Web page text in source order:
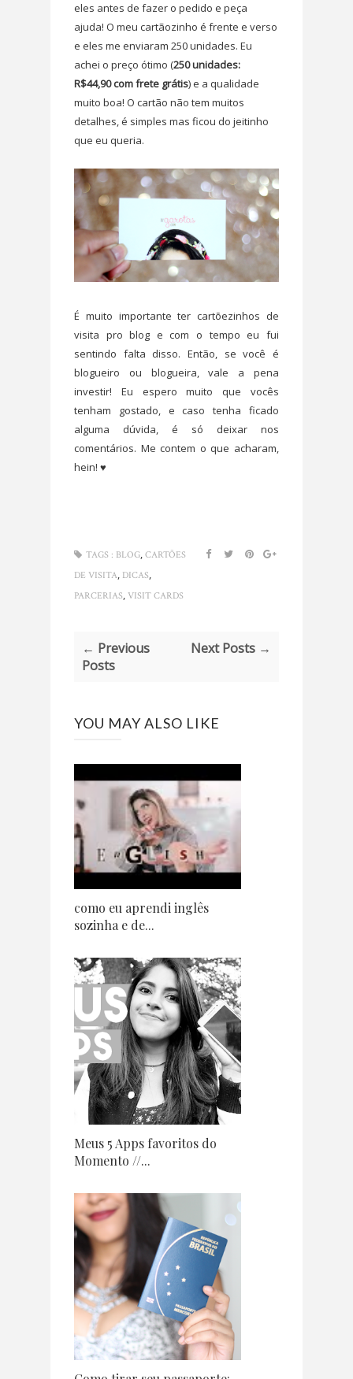
eles antes de fazer o pedido e peça
ajuda! O meu cartãozinho é frente e verso
e eles me enviaram 250 unidades. Eu
achei o preço ótimo (250 unidades:
R$44,90 com frete grátis) e a qualidade
muito boa! O cartão não tem muitos
detalhes, é simples mas ficou do jeitinho
que eu queria.
É muito importante ter cartõezinhos de
visita pro blog e com o tempo eu fui
sentindo falta disso. Então, se você é
blogueiro ou blogueira, vale a pena
investir! Eu espero muito que vocês
tenham gostado, e caso tenha ficado
alguma dúvida, é só deixar nos
comentários. Me contem o que acharam,
hein! ♥
TAGS : BLOG, CARTÕES
DE VISITA, DICAS,
PARCERIAS, VISIT CARDS
← Previous
Posts
Next Posts →
YOU MAY ALSO LIKE
como eu aprendi inglês
sozinha e de...
Meus 5 Apps favoritos do
Momento //...